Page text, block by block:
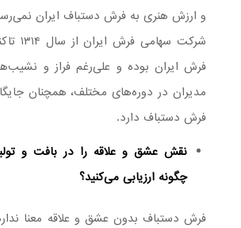
و ارزش هنری به فرش دستباف ایران
شرکت
فرش ایران بوده و علی‌رغم فراز و
مدیران در دوره‌های مختلف، همچنان
فرش دستباف دارد.
نقش عشق و علاقه را در بافت و
چگونه ارزیابی می‌کنید؟
فرش دستباف بدون عشق و علاقه معنا